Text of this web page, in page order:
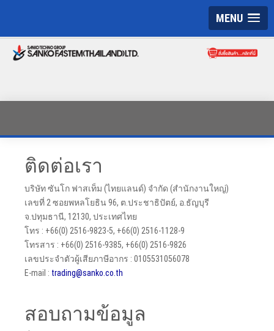
MENU
ติดต่อเรา
บริษัท ซันโก ฟาสเท็ม (ไทยแลนด์) จำกัด (สำนักงานใหญ่)
เลขที่ 2 ซอยพหลโยธิน 96, ต.ประชาธิปัตย์, อ.ธัญบุรี
จ.ปทุมธานี, 12130, ประเทศไทย
โทร : +66(0) 2516-9823-5, +66(0) 2516-1128-9
โทรสาร : +66(0) 2516-9385, +66(0) 2516-9826
เลขประจำตัวผู้เสียภาษีอากร : 0105531056078
E-mail : trading@sanko.co.th
สอบถามข้อมูล